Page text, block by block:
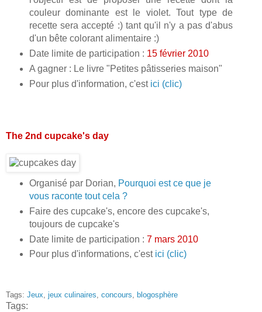
couleur dominante est le violet. Tout type de
recette sera accepté :) tant qu'il n'y a pas d'abus
d'un bête colorant alimentaire :)
Date limite de participation : 15 février 2010
A gagner : Le livre "Petites pâtisseries maison"
Pour plus d'information, c'est ici (clic)
The 2nd cupcake's day
Organisé par Dorian, Pourquoi est ce que je
vous raconte tout cela ?
Faire des cupcake's, encore des cupcake's,
toujours de cupcake's
Date limite de participation : 7 mars 2010
Pour plus d'informations, c'est ici (clic)
Tags: Jeux, jeux culinaires, concours, blogosphère
Tags: